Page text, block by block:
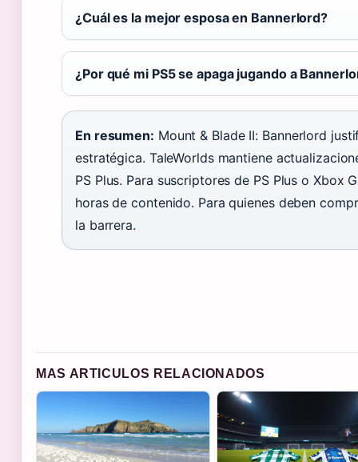
¿Cuál es la mejor esposa en Bannerlord?
¿Por qué mi PS5 se apaga jugando a
En resumen: Mount & Blade II: Bannerlord
estratégica. TaleWorlds mantiene
PS Plus. Para suscriptores de PS Plus o Xbox
horas de contenido. Para quienes deben
la barrera.
MAS ARTICULOS RELACIONADOS